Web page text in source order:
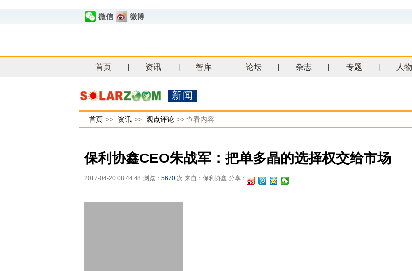
微信 微博
首页 资讯 智库 论坛 杂志 专题 人物
新闻
首页 >> 资讯 >> 观点评论 >> 查看内容
保利协鑫CEO朱战军：把单多晶的选择权交给市场
2017-04-20 08:44:48 浏览： 5670 次 来自：保利协鑫 分享：